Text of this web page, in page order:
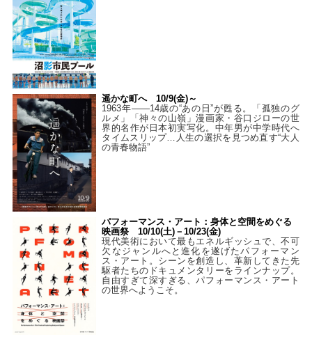
遥かな町へ 10/9(金)～
1963年――14歳の“あの日”が甦る。「孤独のグ
ルメ」「神々の山嶺」漫画家・谷口ジローの世
界的名作が日本初実写化。中年男が中学時代へ
タイムスリップ…人生の選択を見つめ直す“大人
の青春物語”
パフォーマンス・アート：身体と空間をめぐる
映画祭 10/10(土)－10/23(金)
現代美術において最もエネルギッシュで、不可
欠なジャンルへと進化を遂げたパフォーマン
ス・アート。シーンを創造し、革新してきた先
駆者たちのドキュメンタリーをラインナップ。
自由すぎて深すぎる、パフォーマンス・アート
の世界へようこそ。